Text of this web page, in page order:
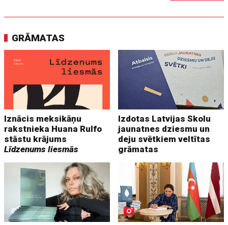
GRĀMATAS
Iznācis meksikāņu
rakstnieka Huana Rulfo
stāstu krājums
Līdzenums liesmās
Izdotas Latvijas Skolu
jaunatnes dziesmu un
deju svētkiem veltītas
grāmatas